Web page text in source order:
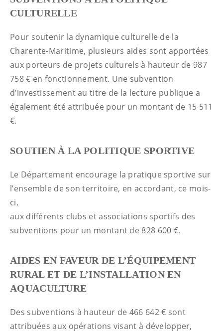
CULTURELLE
Pour soutenir la dynamique culturelle de la
Charente-Maritime, plusieurs aides sont apportées
aux porteurs de projets culturels à hauteur de 987
758 € en fonctionnement. Une subvention
d’investissement au titre de la lecture publique a
également été attribuée pour un montant de 15 511
€.
SOUTIEN À LA POLITIQUE SPORTIVE
Le Département encourage la pratique sportive sur
l’ensemble de son territoire, en accordant, ce mois-
ci,
aux différents clubs et associations sportifs des
subventions pour un montant de 828 600 €.
AIDES EN FAVEUR DE L’ÉQUIPEMENT
RURAL ET DE L’INSTALLATION EN
AQUACULTURE
Des subventions à hauteur de 466 642 € sont
attribuées aux opérations visant à développer,